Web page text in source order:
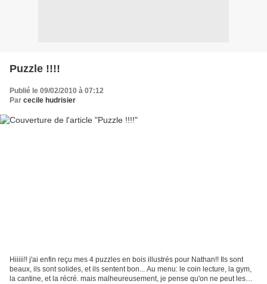
Puzzle !!!!
Publié le 09/02/2010 à 07:12
Par cecile hudrisier
Hiiiii!! j'ai enfin reçu mes 4 puzzles en bois illustrés pour Nathan!! Ils sont
beaux, ils sont solides, et ils sentent bon... Au menu: le coin lecture, la gym,
la cantine, et la récré. mais malheureusement, je pense qu'on ne peut les